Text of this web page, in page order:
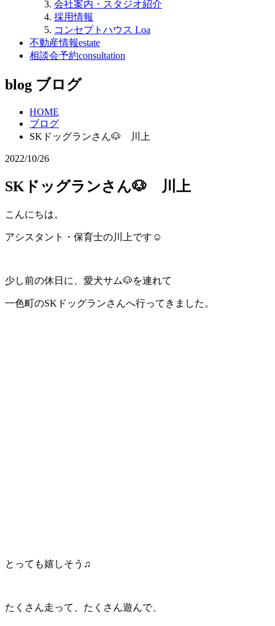
会社案内・スタジオ紹介
採用情報
コンセプトハウス Loa
不動産情報estate
相談会予約consultation
blog ブログ
HOME
ブログ
SKドッグランさん🐶 川上
2022/10/26
SKドッグランさん🐶 川上
こんにちは。
アシスタント・保育士の川上です☺︎
少し前の休日に、愛犬サム🐶を連れて
一色町のSKドッグランさんへ行ってきました。
とっても嬉しそう♫
たくさん走って、たくさん遊んで、